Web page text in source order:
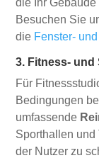
Besuchen Sie
die Fenster-
3. Fitness-
Für
Bedingungen
umfassende
Sporthallen und
der Nutzer zu